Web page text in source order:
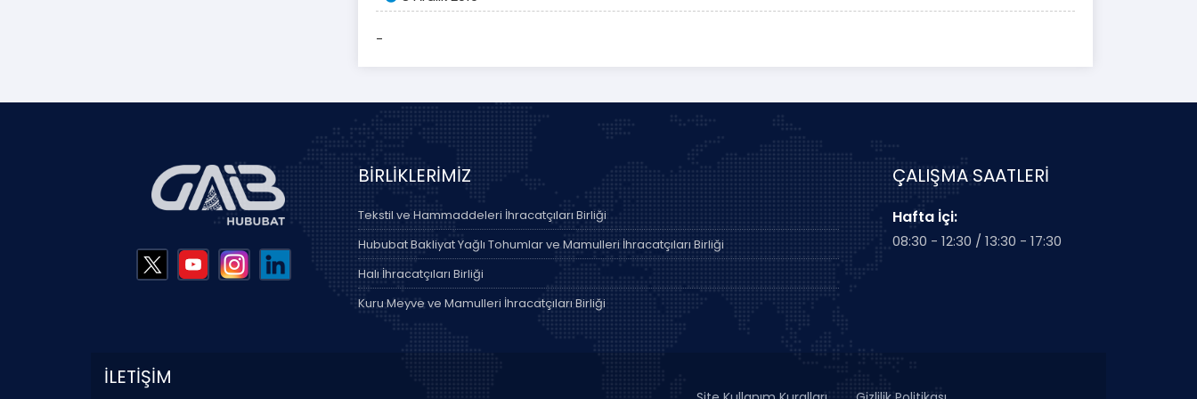
-
BİRLİKLERİMİZ
Tekstil ve Hammaddeleri İhracatçıları Birliği
Hububat Bakliyat Yağlı Tohumlar ve Mamulleri İhracatçıları Birliği
Halı İhracatçıları Birliği
Kuru Meyve ve Mamulleri İhracatçıları Birliği
ÇALIŞMA SAATLERİ
Hafta İçi:
08:30 - 12:30 / 13:30 - 17:30
İLETİŞİM